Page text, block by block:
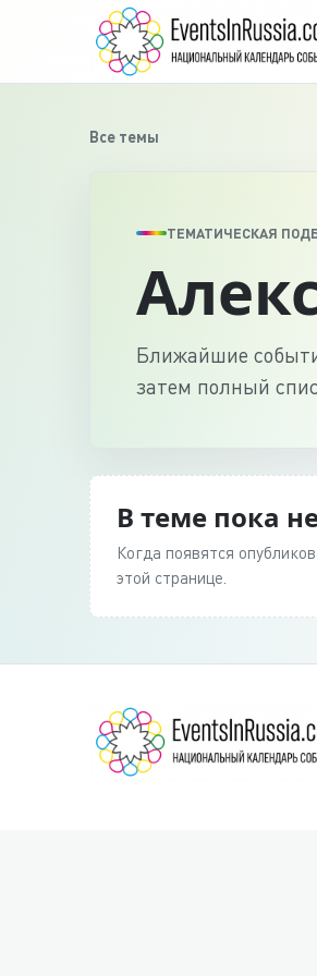
Все темы
ТЕМАТИЧЕСКАЯ
Ближайшие
затем полный
В теме пока
Когда появятся
этой странице.